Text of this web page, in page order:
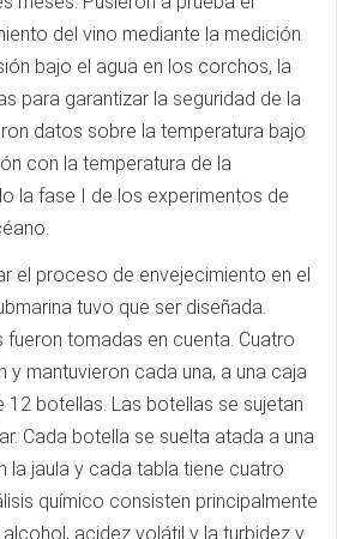
del vino mediante la medición
bajo el agua en los corchos, la
para garantizar la seguridad de la
datos sobre la temperatura bajo
con la temperatura de la
la fase I de los experimentos de
el proceso de envejecimiento en el
tuvo que ser diseñada.
fueron tomadas en cuenta. Cuatro
y mantuvieron cada una, a una caja
12 botellas. Las botellas se sujetan
Cada botella se suelta atada a una
la jaula y cada tabla tiene cuatro
químico consisten principalmente
acidez volátil y la turbidez y